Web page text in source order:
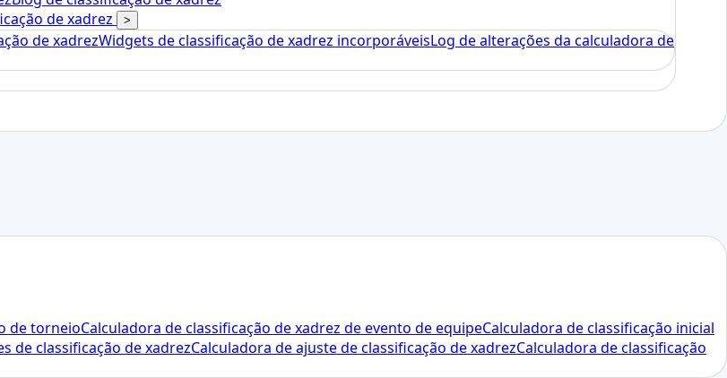
de xadrez
>
de xadrezWidgets de classificação de xadrez incorporáveisLog de alterações da calculadora de
de torneioCalculadora de classificação de xadrez de evento de equipeCalculadora de classificação inicial
de classificação de xadrezCalculadora de ajuste de classificação de xadrezCalculadora de classificação